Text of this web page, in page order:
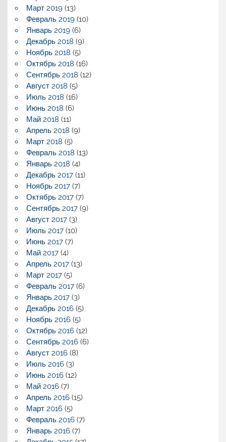
Март 2019(13)
Февраль 2019(10)
Январь 2019(6)
Декабрь 2018 (9)
Ноябрь 2018 (5)
Октябрь 2018 (16)
Сентябрь 2018 (12)
Август 2018 (5)
Июль 2018 (16)
Июнь 2018 (6)
Май 2018 (11)
Апрель 2018 (9)
Март 2018 (5)
Февраль 2018 (13)
Январь 2018 (4)
Декабрь 2017(11)
Ноябрь 2017(7)
Октябрь 2017(7)
Сентябрь 2017(9)
Август 2017(3)
Июль 2017(10)
Июнь 2017(7)
Май 2017(4)
Апрель 2017(13)
Март 2017(5)
Февраль 2017(6)
Январь 2017(3)
Декабрь 2016(5)
Ноябрь 2016(5)
Октябрь 2016(12)
Сентябрь 2016(6)
Август 2016(8)
Июль 2016(3)
Июнь 2016(12)
Май 2016(7)
Апрель 2016(15)
Март 2016(5)
Февраль 2016(7)
Январь 2016(7)